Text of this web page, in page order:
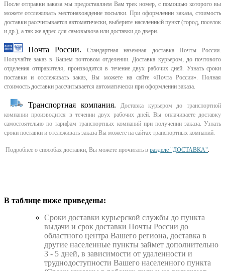
После отправки заказа мы предоставляем Вам трек номер, с помощью которого вы
можете отслеживать местонахождение посылки. При оформлении заказа, стоимость
доставки рассчитывается автоматически, выберите населенный пункт (город, поселок
и др.), а так же адрес для самовывоза или доставки до двери.
Почта России.
Стандартная наземная доставка Почты России.
Получайте заказ в Вашем почтовом отделении. Доставка курьером, до почтового
отделения отправителя, производится в течение двух рабочих дней. Узнать сроки
поставки и отслеживать заказ, Вы можете на сайте «Почта России». Полная
стоимость доставки рассчитывается автоматически при оформлении заказа.
Транспортная компания.
Доставка курьером до транспортной
компании производится в течении двух рабочих дней. Вы оплачиваете доставку
самостоятельно по тарифам транспортных компаний при получении заказа. Узнать
сроки поставки и отслеживать заказа Вы можете на сайтах транспортных компаний.
Подробнее о способах доставки, Вы можете прочитать в разделе "ДОСТАВКА"
В таблице ниже приведены:
Cроки доставки курьерской службы до пункта
выдачи и срок доставки Почты России до
областного центра Вашего региона, доставка в
другие населенные пункты займет дополнительно
3 - 5 дней, в зависимости от удаленности и
труднодоступности Вашего населенного пункта